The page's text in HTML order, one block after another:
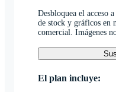
Desbloquea el acceso
de stock y gráficos en
comercial. Imágenes
El plan incluye: